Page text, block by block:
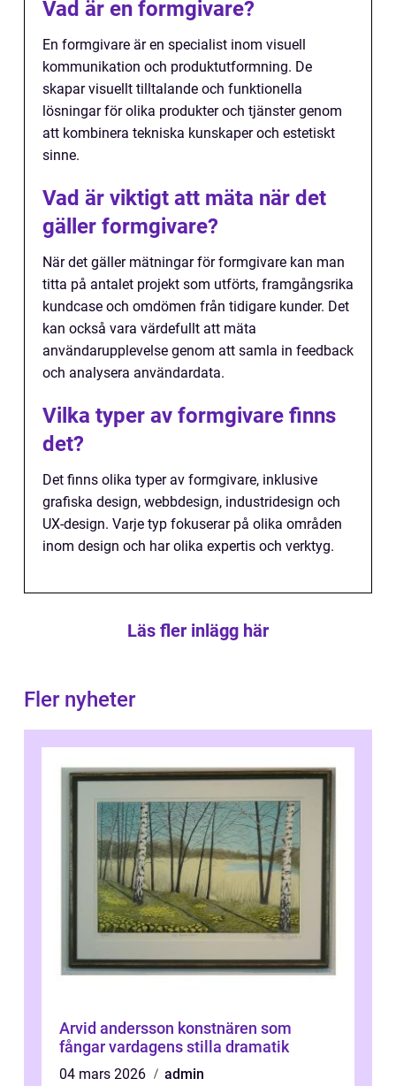
Vad är en formgivare?
En formgivare är en specialist inom visuell
kommunikation och produktutformning. De
skapar visuellt tilltalande och funktionella
lösningar för olika produkter och tjänster genom
att kombinera tekniska kunskaper och estetiskt
sinne.
Vad är viktigt att mäta när det
gäller formgivare?
När det gäller mätningar för formgivare kan man
titta på antalet projekt som utförts, framgångsrika
kundcase och omdömen från tidigare kunder. Det
kan också vara värdefullt att mäta
användarupplevelse genom att samla in feedback
och analysera användardata.
Vilka typer av formgivare finns
det?
Det finns olika typer av formgivare, inklusive
grafiska design, webbdesign, industridesign och
UX-design. Varje typ fokuserar på olika områden
inom design och har olika expertis och verktyg.
Läs fler inlägg här
Fler nyheter
Arvid andersson konstnären som
fångar vardagens stilla dramatik
04 mars 2026
admin